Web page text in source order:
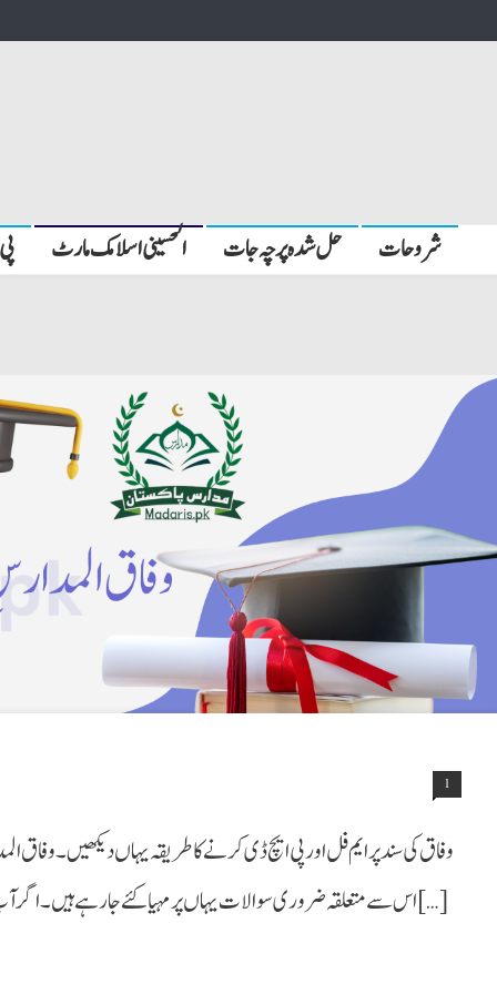
الحسینی اسلامک مارٹ حل شدہ پرچہ جات شروحات
1
وفاق کی سند پر ایم فل اور پی ایچ ڈی کرنے کا طریقہ یہاں دیکھیں۔ وفاق
اس سے متعلقہ ضروری سوالات یہاں پر مہیا کئے جارہے ہیں۔ اگر آپ وفاق المدارس العربیہ پاکستان کے ڈگری ہولڈر ہیں۔ یعنی کہ […]